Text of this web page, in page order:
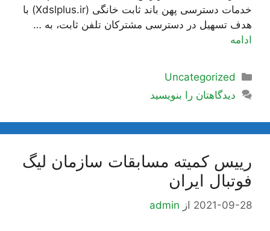
خدمات دسترسی پهن باند ثابت خانگی (Xdslplus.ir) با
هدف تسهیل در دسترسی مشترکان تلفن ثابت، به …
ادامه
دسته‌ها
Uncategorized
دیدگاهتان را بنویسید
رییس کمیته مسابقات سازمان لیگ
فوتبال ایران
2021-09-28 از admin